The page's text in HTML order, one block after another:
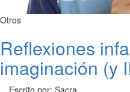
Otros
Reflexiones
imaginación (y
Escrito por: Sacra